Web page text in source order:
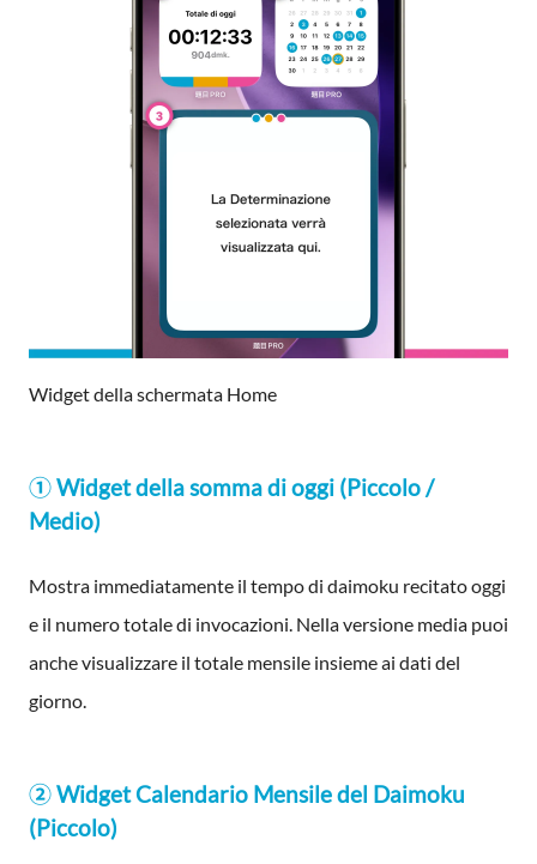
Widget della schermata Home
① Widget della somma di oggi (Piccolo /
Medio)
Mostra immediatamente il tempo di daimoku recitato oggi
e il numero totale di invocazioni. Nella versione media puoi
anche visualizzare il totale mensile insieme ai dati del
giorno.
② Widget Calendario Mensile del Daimoku
(Piccolo)